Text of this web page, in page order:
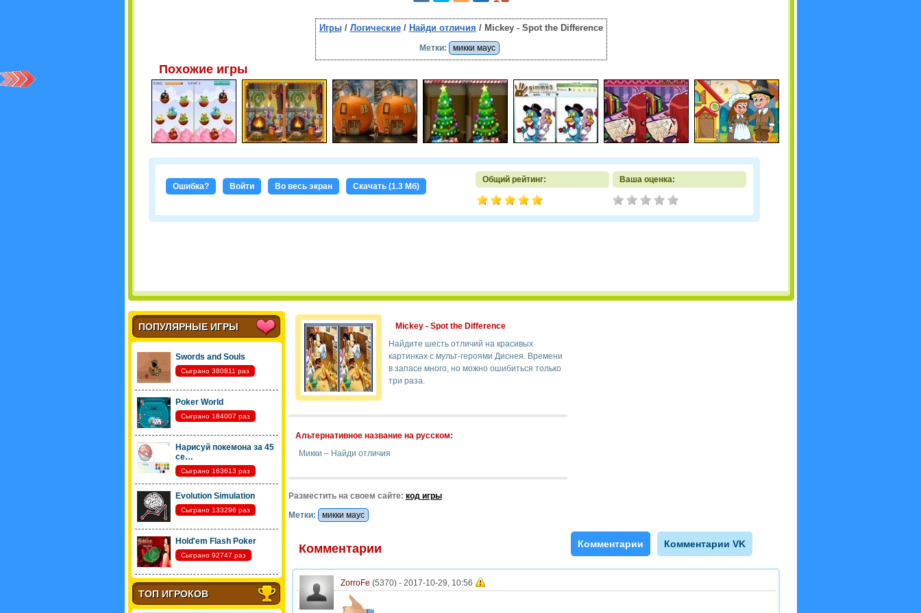
Игры/ Логические/ Найди отличия / Mickey - Spot the Difference
Метки: микки маус
Похожие игры
Ошибка? Войти Во весь экран Скачать (1.3 Мб)
Общий рейтинг: Ваша оценка:
ПОПУЛЯРНЫЕ ИГРЫ
Swords and Souls
Сыграно 380811 раз
Poker World
Сыграно 184007 раз
Нарисуй покемона за 45
се…
Сыграно 163613 раз
Evolution Simulation
Сыграно 133296 раз
Hold'em Flash Poker
Сыграно 92747 раз
ТОП ИГРОКОВ
Mickey - Spot the Difference
Найдите шесть отличий на красивых
картинках с мульт-героями Диснея. Времени
в запасе много, но можно ошибиться только
три раза.
Альтернативное название на русском:
Микки – Найди отличия
Разместить на своем сайте: код игры
Метки:
микки маус
Комментарии
ZorroFe (5370) - 2017-10-29, 10:56
Комментарии Комментарии VK